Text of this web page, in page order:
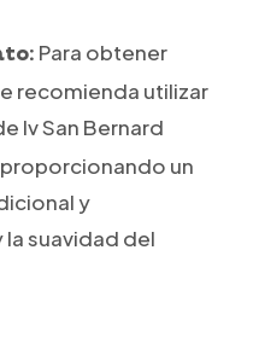
Para obtener
recomienda utilizar
Iv San Bernard
un
y
suavidad del